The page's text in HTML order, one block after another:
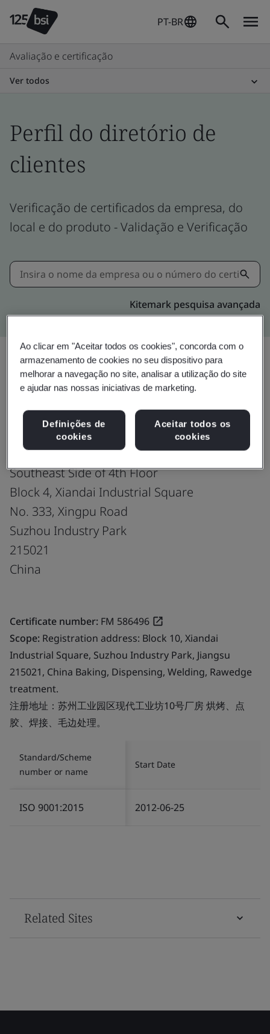
PT-BR
Avaliação e certificação
Ver todos
Perfil do diretório de
clientes
Verificação de certificados da empresa, do
local e do produto - Validação e Verificação
Kitemark pesquisa avançada
Compartilhar: Upgrade
Trelleborg Sealing Solutions (Suzhou)
Co., Ltd.
Southeast Side of 4th Floor
Block 4, Xiandai Industrial Square
No. 333, Xingpu Road
Suzhou Industry Park
215021
China
Certificate number: FM 586496
Scope: Registration address: Block 10, Xiandai
Industrial Square, Suzhou Industry Park, Jiangsu
215021, China Baking, Dispensing, Welding, Rawedge
treatment.
注册地址：苏州工业园区现代工业坊10号厂房 烘烤、点
胶、焊接、毛边处理。
Standard/Scheme
number or name
Start Date
ISO 9001:2015 2012-06-25
Related Sites
Ao clicar em "Aceitar todos os cookies", concorda com o
armazenamento de cookies no seu dispositivo para
melhorar a navegação no site, analisar a utilização do site
e ajudar nas nossas iniciativas de marketing.
Definições de
cookies
Aceitar todos os
cookies